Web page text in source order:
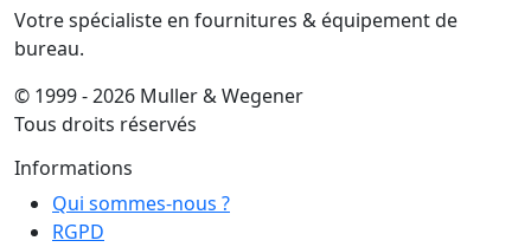
Votre spécialiste en fournitures & équipement de
bureau.
© 1999 - 2026 Muller & Wegener
Tous droits réservés
Informations
Qui sommes-nous ?
RGPD